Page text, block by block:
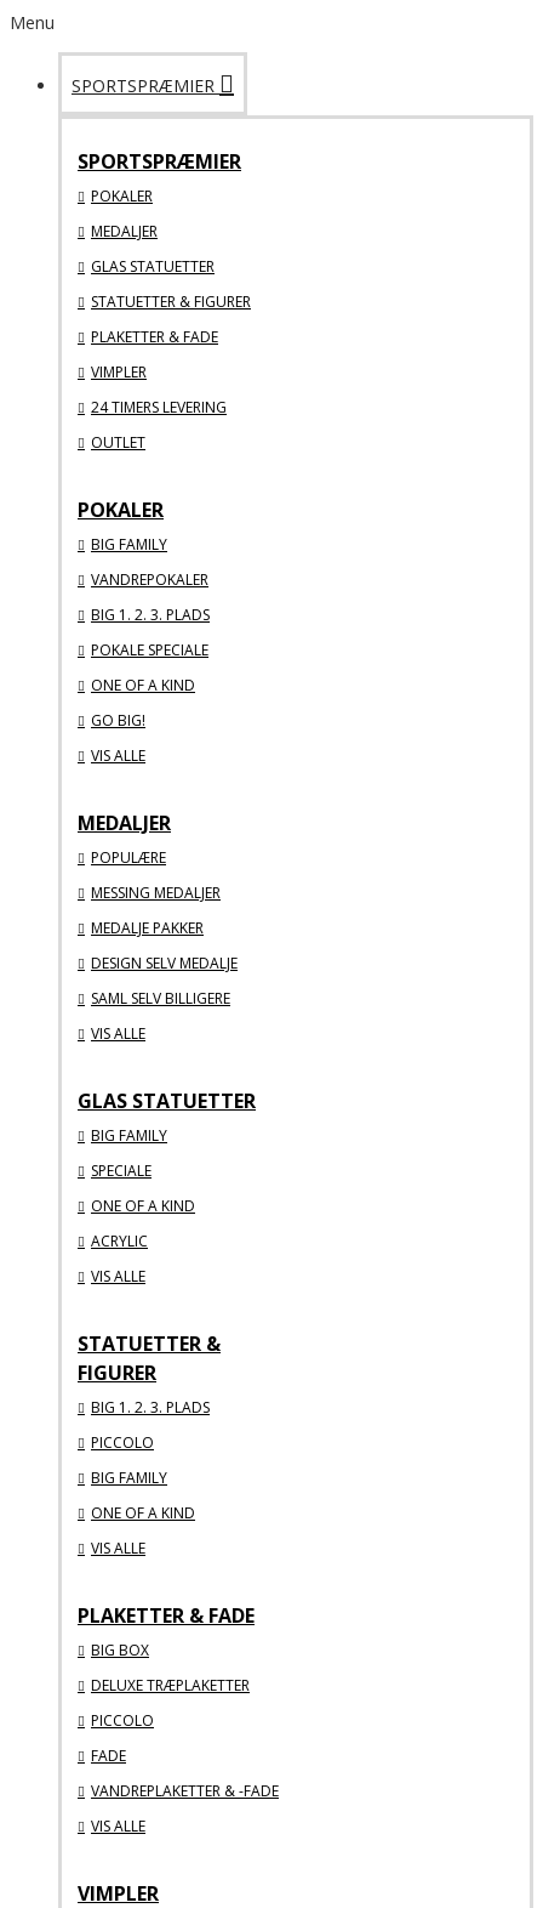
Menu
SPORTSPRÆMIER
SPORTSPRÆMIER
POKALER
MEDALJER
GLAS STATUETTER
STATUETTER & FIGURER
PLAKETTER & FADE
VIMPLER
24 TIMERS LEVERING
OUTLET
POKALER
BIG FAMILY
VANDREPOKALER
BIG 1. 2. 3. PLADS
POKALE SPECIALE
ONE OF A KIND
GO BIG!
VIS ALLE
MEDALJER
POPULÆRE
MESSING MEDALJER
MEDALJE PAKKER
DESIGN SELV MEDALJE
SAML SELV BILLIGERE
VIS ALLE
GLAS STATUETTER
BIG FAMILY
SPECIALE
ONE OF A KIND
ACRYLIC
VIS ALLE
STATUETTER &
FIGURER
BIG 1. 2. 3. PLADS
PICCOLO
BIG FAMILY
ONE OF A KIND
VIS ALLE
PLAKETTER & FADE
BIG BOX
DELUXE TRÆPLAKETTER
PICCOLO
FADE
VANDREPLAKETTER & -FADE
VIS ALLE
VIMPLER